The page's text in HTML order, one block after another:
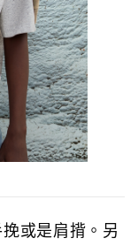
或是肩揹。另